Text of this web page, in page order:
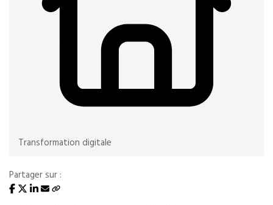
Transformation digitale
Partager sur :